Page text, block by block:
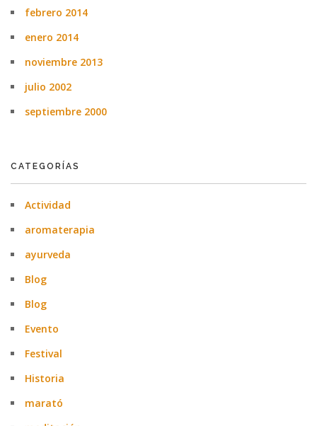
febrero 2014
enero 2014
noviembre 2013
julio 2002
septiembre 2000
CATEGORÍAS
Actividad
aromaterapia
ayurveda
Blog
Blog
Evento
Festival
Historia
marató